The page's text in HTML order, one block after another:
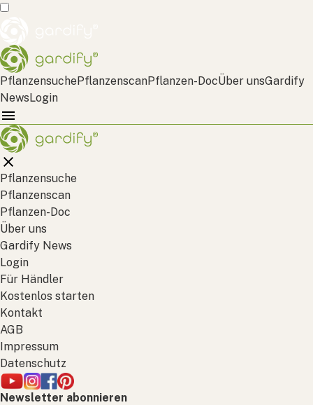
PflanzensuchePflanzenscanPflanzen-DocÜber unsGardify
NewsLogin
Pflanzensuche
Pflanzenscan
Pflanzen-Doc
Über uns
Gardify News
Login
Für Händler
Kostenlos starten
Kontakt
AGB
Impressum
Datenschutz
Newsletter abonnieren